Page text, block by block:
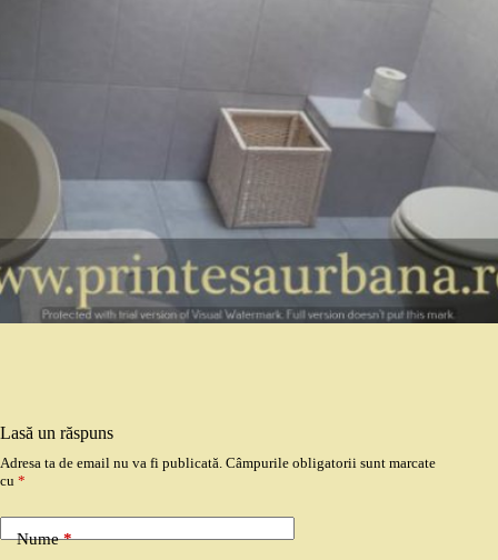
Lasă un răspuns
Adresa ta de email nu va fi publicată. Câmpurile obligatorii sunt marcate
cu *
Nume*